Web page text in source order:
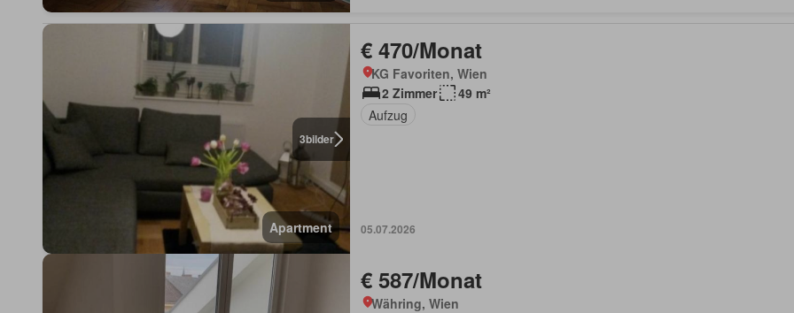
3bilder
Apartment
€ 470/Monat
KG Favoriten, Wien
2 Zimmer
49 m²
Aufzug
05.07.2026
€ 587/Monat
Währing, Wien